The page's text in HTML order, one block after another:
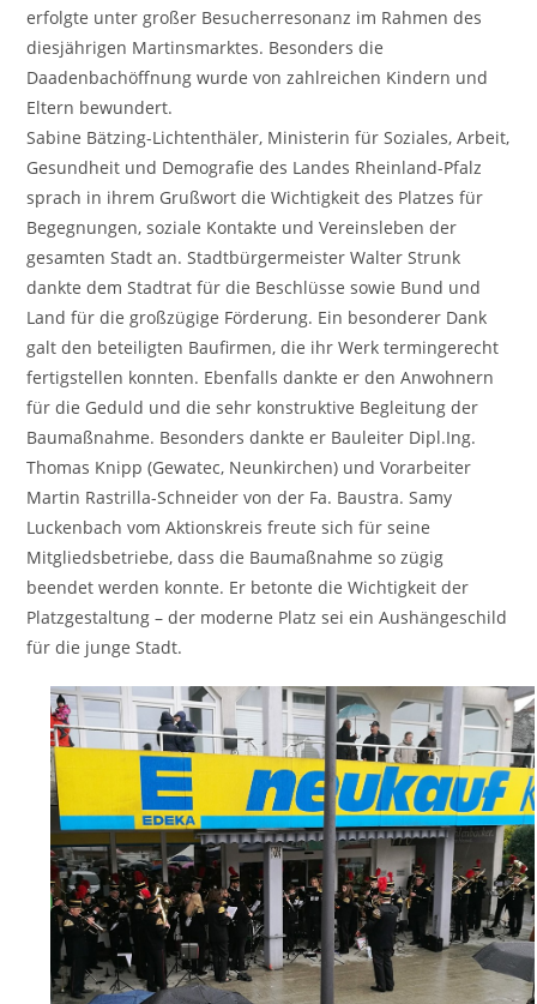
erfolgte unter großer Besucherresonanz im Rahmen des
diesjährigen Martinsmarktes. Besonders die
Daadenbachöffnung wurde von zahlreichen Kindern und
Eltern bewundert.
Sabine Bätzing-Lichtenthäler, Ministerin für Soziales, Arbeit,
Gesundheit und Demografie des Landes Rheinland-Pfalz
sprach in ihrem Grußwort die Wichtigkeit des Platzes für
Begegnungen, soziale Kontakte und Vereinsleben der
gesamten Stadt an. Stadtbürgermeister Walter Strunk
dankte dem Stadtrat für die Beschlüsse sowie Bund und
Land für die großzügige Förderung. Ein besonderer Dank
galt den beteiligten Baufirmen, die ihr Werk termingerecht
fertigstellen konnten. Ebenfalls dankte er den Anwohnern
für die Geduld und die sehr konstruktive Begleitung der
Baumaßnahme. Besonders dankte er Bauleiter Dipl.Ing.
Thomas Knipp (Gewatec, Neunkirchen) und Vorarbeiter
Martin Rastrilla-Schneider von der Fa. Baustra. Samy
Luckenbach vom Aktionskreis freute sich für seine
Mitgliedsbetriebe, dass die Baumaßnahme so zügig
beendet werden konnte. Er betonte die Wichtigkeit der
Platzgestaltung – der moderne Platz sei ein Aushängeschild
für die junge Stadt.